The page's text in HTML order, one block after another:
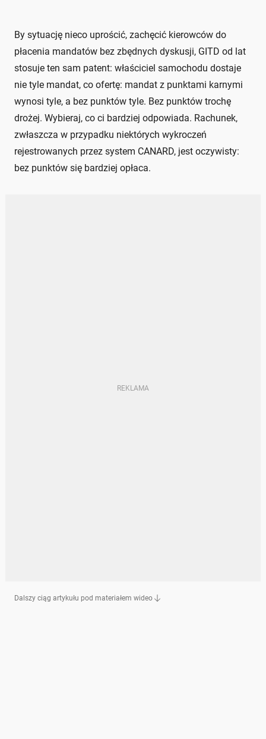
By sytuację nieco uprościć, zachęcić kierowców do
płacenia mandatów bez zbędnych dyskusji, GITD od lat
stosuje ten sam patent: właściciel samochodu dostaje
nie tyle mandat, co ofertę: mandat z punktami karnymi
wynosi tyle, a bez punktów tyle. Bez punktów trochę
drożej. Wybieraj, co ci bardziej odpowiada. Rachunek,
zwłaszcza w przypadku niektórych wykroczeń
rejestrowanych przez system CANARD, jest oczywisty:
bez punktów się bardziej opłaca.
Dalszy ciąg artykułu pod materiałem wideo